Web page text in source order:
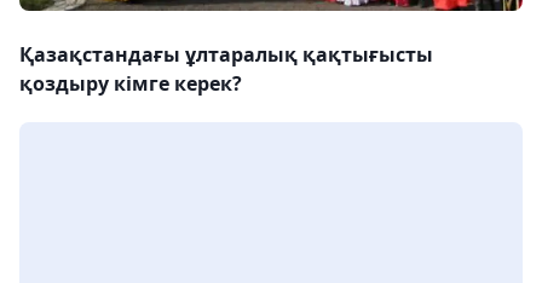
Қазақстандағы ұлтаралық қақтығысты
қоздыру кімге керек?